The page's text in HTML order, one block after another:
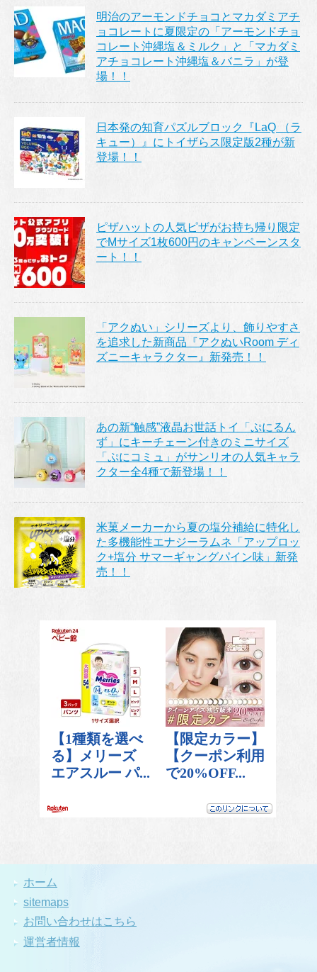
明治のアーモンドチョコとマカダミアチ
ョコレートに夏限定の「アーモンドチョ
コレート沖縄塩＆ミルク」と「マカダミ
アチョコレート沖縄塩＆バニラ」が登
場！！
日本発の知育パズルブロック『LaQ （ラ
キュー）』にトイザらス限定版2種が新
登場！！
ピザハットの人気ピザがお持ち帰り限定
でMサイズ1枚600円のキャンペーンスタ
ート！！
「アクぬい」シリーズより、飾りやすさ
を追求した新商品『アクぬいRoom ディ
ズニーキャラクター』新発売！！
あの新“触感”液晶お世話トイ「ぷにるん
ず」にキーチェーン付きのミニサイズ
「ぷにコミュ」がサンリオの人気キャラ
クター全4種で新登場！！
米菓メーカーから夏の塩分補給に特化し
た多機能性エナジーラムネ「アップロッ
ク+塩分 サマーギャングパイン味」新発
売！！
ホーム
sitemaps
お問い合わせはこちら
運営者情報